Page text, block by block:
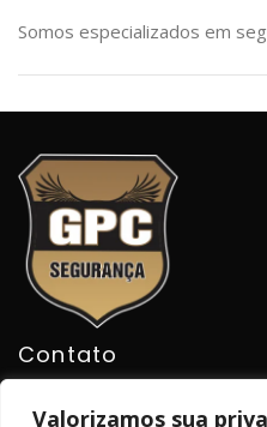
Valorizamos sua
Somos especializados em
Contato
54.98146-5854